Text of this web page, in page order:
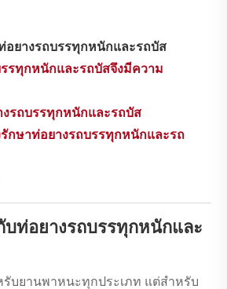
อยางรถบรรทุกหนักและรถบัส
รรทุกหนักและรถบัสจึงมีความ
งรถบรรทุกหนักและรถบัส
รักษาท่อยางรถบรรทุกหนักและรถ
บท่อยางรถบรรทุกหนักและ
รับยานพาหนะทุกประเภท แต่สำหรับ